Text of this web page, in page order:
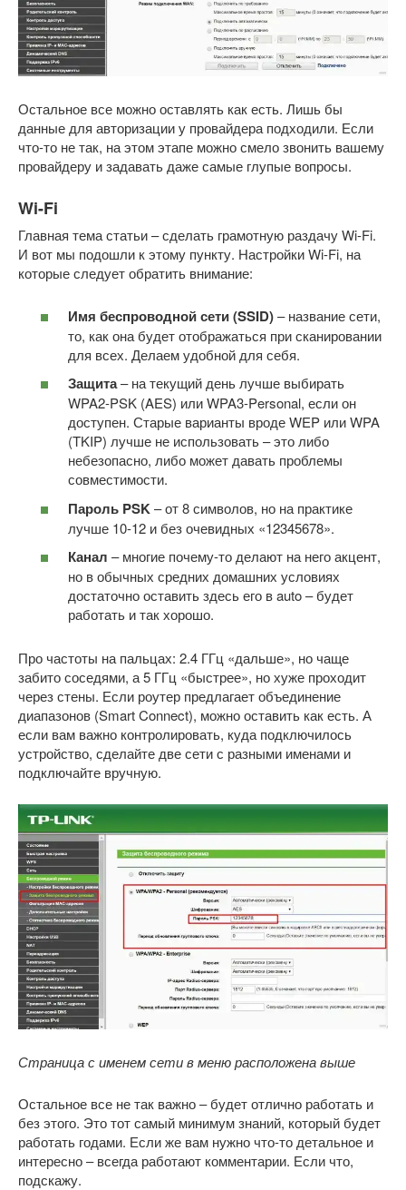
Остальное все можно оставлять как есть. Лишь бы
данные для авторизации у провайдера подходили. Если
что-то не так, на этом этапе можно смело звонить вашему
провайдеру и задавать даже самые глупые вопросы.
Wi-Fi
Главная тема статьи – сделать грамотную раздачу Wi-Fi.
И вот мы подошли к этому пункту. Настройки Wi-Fi, на
которые следует обратить внимание:
Имя беспроводной сети (SSID)– название сети,
то, как она будет отображаться при сканировании
для всех. Делаем удобной для себя.
Защита– на текущий день лучше выбирать
WPA2-PSK (AES) или WPA3-Personal, если он
доступен. Старые варианты вроде WEP или WPA
(TKIP) лучше не использовать – это либо
небезопасно, либо может давать проблемы
совместимости.
Пароль PSK– от 8 символов, но на практике
лучше 10-12 и без очевидных «12345678».
Канал – многие почему-то делают на него акцент,
но в обычных средних домашних условиях
достаточно оставить здесь его в auto – будет
работать и так хорошо.
Про частоты на пальцах: 2.4 ГГц «дальше», но чаще
забито соседями, а 5 ГГц «быстрее», но хуже проходит
через стены. Если роутер предлагает объединение
диапазонов (Smart Connect), можно оставить как есть. А
если вам важно контролировать, куда подключилось
устройство, сделайте две сети с разными именами и
подключайте вручную.
Страница с именем сети в меню расположена выше
Остальное все не так важно – будет отлично работать и
без этого. Это тот самый минимум знаний, который будет
работать годами. Если же вам нужно что-то детальное и
интересно – всегда работают комментарии. Если что,
подскажу.